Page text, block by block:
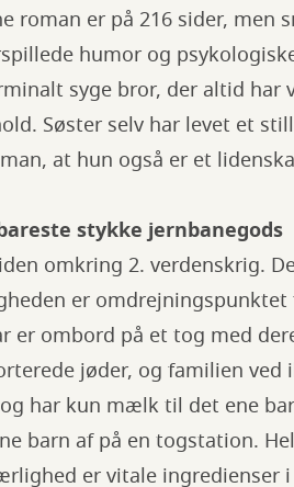
roman er på 216 sider, men
humor og
syge bror, der altid har
Søster selv har levet et
at hun også er et
stykke jernbanegods
omkring 2. verdenskrig.
er omdrejningspunktet
er ombord på et tog med
jøder, og familien ved
har kun mælk til det ene
barn af på en togstation.
er vitale ingredienser